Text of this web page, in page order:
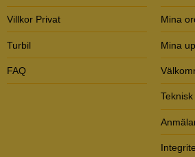
Villkor Privat
Turbil
FAQ
Mina
Mina